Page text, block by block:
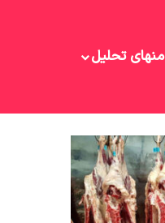
منهای تحلیل